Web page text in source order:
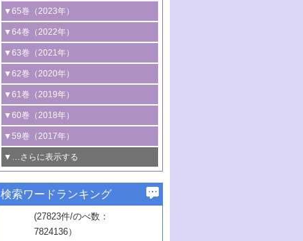
触媒開発
3号 有機分子変換やCO 資源化のための
光触媒に関する最近の研究
B号 第137回触媒討論会（2026年）
ーンケミカル製造
2号 水素製造のための水分解技術に関す
る最近の研究
3号 オレフィン系樹脂の精密合成に関す
る最新技術
4号 アルコール類の効率的変換を実現す
る非貴金属触媒の研究動向
5号 ゼオライトの合成と応用における研
究動向
6号 ヘテロ接合界面
B号 第135回触媒討論会（2025年）
1号 低次元ナノ構造を有する触媒材料
2号 規制反応場を活用した固体触媒研究
の新展開
3号 未踏分子変換を目指した酸化触媒プ
ロセスの最前線
4号 シンクロトロン放射光および中性子
線を利用した触媒解析技術の最先端
5号 単原子触媒
6号 参照触媒委員会からのお知らせ
B号 第133回触媒討論会（2023年）
▼65巻（2023年）
1号 炭素が関わる触媒機能
2号 プラスチックケミカルリサイクルの
ための触媒技術
3号 非酸化物系金属化合物を基盤とした
触媒材料の開発
4号 格子酸素・格子酸素欠陥を利用した
触媒反応
5号 生体触媒によるエネルギー変換反応
6号 窒素とリンの循環のための触媒・機
能性材料
▼64巻（2022年）
1号 合成ガス製造とCOを用いるケミカル
ズ合成の最新動向
2号 化学品合成のための合金触媒開発
3号 CO の排出削減および有効活用のた
めの触媒技術
4号 若手による情報発信企画～とびたて
若き触媒の研究者たち～（1）
若き触媒の研究者たち～（2）
6号 石油のノーブル・ユースを志向した
触媒技術
▼63巻（2021年）
1号 金触媒の新展開
2号 ペロブスカイト
3号 特殊反応場を利用した触媒的分子変
換反応
4号 多孔質材料を用いた触媒の新展開
5号 情報学的手法を用いた触媒開発
6号 カーボンニュートラルに向けた電解
技術
B号 第127回触媒討論会（2021年・オン
ライン開催(Zoom)のみ）
▼62巻（2020年）
1号 触媒設計を拓く欠陥構造のキャラク
タリゼーション
2号 機能化学品製造に資するクリーンな
触媒的酸化反応
3号 水処理のための触媒化学
4号 光触媒を用いた水分解の最新の研究
動向
5号 次世代の触媒プロセスを支えるマイ
▼61巻（2019年）
1号 物質移動制御に着目した触媒プロセ
ス開発
2号 CO2 フリー水素サプライチェーンに
関わる触媒開発動向
3号 精密高分子合成に関する最近の研究
動向
4号 バイオマス化成品製造のための触媒
▼60巻（2018年）
1号 固体酸触媒の最新の研究動向
2号 二酸化炭素からの有用化学品合成
3号 ナノ粒子・クラスター触媒の最前線
4号 60周年記念企画
5号 進化するゼオライト合成技術
6号 非貴金属系触媒における電気化学的
▼59巻（2017年）
1号 いたるところに，触媒
最先端技術
3号 無機分離膜材料の開発と触媒反応プ
ロセスへの適用
▼…さらに表示する
1号 ユニークな構造の高分子を生み出す触
2号 リグニンからの化成品製造に向けた触
▼57巻（2015年）
1号 水素キャリアにかかわる触媒技術の新
▼56巻（2014年）
検索ワードランキング
(27823件/のべ数：
7824136）